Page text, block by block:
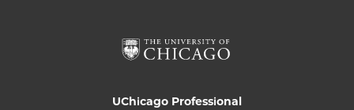
UChicago Professional